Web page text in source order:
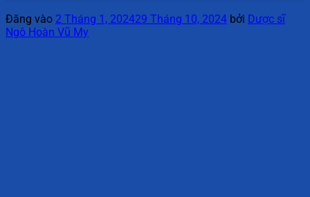
Đăng vào 2 Tháng 1, 202429 Tháng 10, 2024 bởi Dược sĩ
Ngô Hoàn Vũ My